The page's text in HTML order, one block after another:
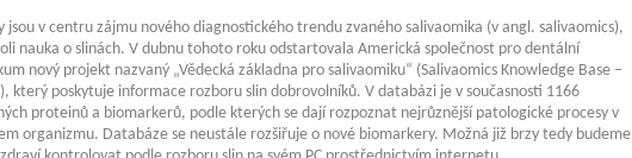
jsou v centru zájmu nového diagnostického trendu zvaného salivaomika (v angl. salivaomics),
nauka o slinách. V dubnu tohoto roku odstartovala Americká společnost pro dentální
nový projekt nazvaný „Vědecká základna pro salivaomiku“ (Salivaomics Knowledge Base –
který poskytuje informace rozboru slin dobrovolníků. V databázi je v současnosti 1166
proteinů a biomarkerů, podle kterých se dají rozpoznat nejrůznější patologické procesy v
organizmu. Databáze se neustále rozšiřuje o nové biomarkery. Možná již brzy tedy budeme